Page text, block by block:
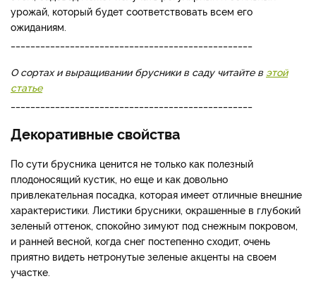
урожай, который будет соответствовать всем его
ожиданиям.
О сортах и выращивании брусники в саду читайте в этой
статье
Декоративные свойства
По сути брусника ценится не только как полезный
плодоносящий кустик, но еще и как довольно
привлекательная посадка, которая имеет отличные внешние
характеристики. Листики брусники, окрашенные в глубокий
зеленый оттенок, спокойно зимуют под снежным покровом,
и ранней весной, когда снег постепенно сходит, очень
приятно видеть нетронутые зеленые акценты на своем
участке.